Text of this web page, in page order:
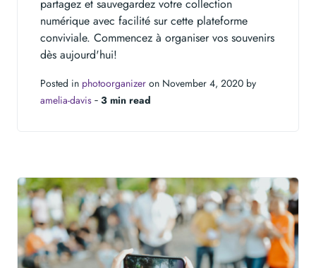
partagez et sauvegardez votre collection
numérique avec facilité sur cette plateforme
conviviale. Commencez à organiser vos souvenirs
dès aujourd'hui!
Posted in photoorganizer on November 4, 2020 by
amelia-davis ‐ 3 min read